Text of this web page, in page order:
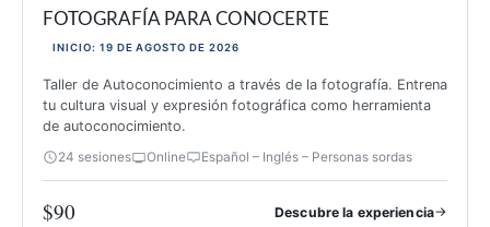
FOTOGRAFÍA PARA CONOCERTE
INICIO: 19 DE AGOSTO DE 2026
Taller de Autoconocimiento a través de la fotografía. Entrena
tu cultura visual y expresión fotográfica como herramienta
de autoconocimiento.
24 sesiones Online Español – Inglés – Personas sordas
$90 Descubre la experiencia→